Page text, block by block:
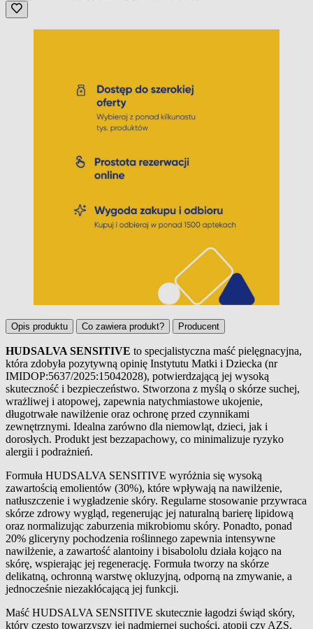
Opis produktu Co zawiera produkt? Producent
Opis produktu
HUDSALVA SENSITIVE to specjalistyczna maść pielęgnacyjna,
która zdobyła pozytywną opinię Instytutu Matki i Dziecka (nr
IMIDOP:5637/2025:15042028), potwierdzającą jej wysoką
skuteczność i bezpieczeństwo. Stworzona z myślą o skórze suchej,
wrażliwej i atopowej, zapewnia natychmiastowe ukojenie,
długotrwałe nawilżenie oraz ochronę przed czynnikami
zewnętrznymi. Idealna zarówno dla niemowląt, dzieci, jak i
dorosłych. Produkt jest bezzapachowy, co minimalizuje ryzyko
alergii i podrażnień.
Formuła HUDSALVA SENSITIVE wyróżnia się wysoką
zawartością emolientów (30%), które wpływają na nawilżenie,
natłuszczenie i wygładzenie skóry. Regularne stosowanie przywraca
skórze zdrowy wygląd, regenerując jej naturalną barierę lipidową
oraz normalizując zaburzenia mikrobiomu skóry. Ponadto, ponad
20% gliceryny pochodzenia roślinnego zapewnia intensywne
nawilżenie, a zawartość alantoiny i bisabololu działa kojąco na
skórę, wspierając jej regenerację. Formuła tworzy na skórze
delikatną, ochronną warstwę okluzyjną, odporną na zmywanie, a
jednocześnie niezakłócającą jej funkcji.
Maść HUDSALVA SENSITIVE skutecznie łagodzi świąd skóry,
który często towarzyszy jej nadmiernej suchości, atopii czy AZS.